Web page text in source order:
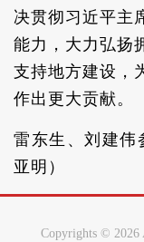
决贯彻习近平主
能力，大力弘扬
支持地方建设，
作出更大贡献。
雷东生、刘建伟
亚明）
Copyrights © 2026